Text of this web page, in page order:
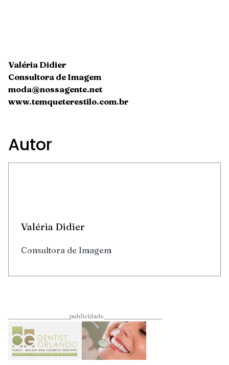
Valéria Didier
Consultora de Imagem
moda@nossagente.net
www.temqueterestilo.com.br
Autor
Valéria Didier
Consultora de Imagem
____________________publicidade___________________